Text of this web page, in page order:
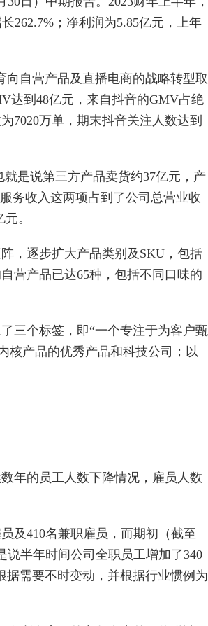
262.7%；净利润为5.85亿元，上年
自营产品及直播电商的战略转型取
达到48亿元，来自抖音的GMV占绝
7020万单，期末抖音关注人数达到
是说第三方产品卖货约37亿元，产
务收入这两项占到了公司总营业收
。
，逐步扩大产品类别及SKU，包括
营产品已达65种，包括不同口味的
三个标签，即“一个专注于为客户甄
核产品的优秀产品和科技公司；以
年的员工人数下降情况，雇员人数
及410名兼职雇员，而期初（截至
说半年时间公司全职员工增加了340
据需要不时变动，并根据行业惯例为